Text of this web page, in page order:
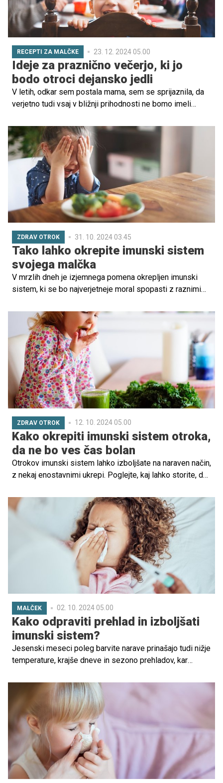
RECEPTI ZA MALČKE 23. 12. 2024 05.00
Ideje za praznično večerjo, ki jo
bodo otroci dejansko jedli
V letih, odkar sem postala mama, sem se sprijaznila, da
verjetno tudi vsaj v bližnji prihodnosti ne bomo imeli
pripraviti jedi, ob katerih lahko ob praznikih uživa cela
družina in ki jih otroci dejansko s slastjo pojedo.
ZDRAV OTROK 31. 10. 2024 03.45
Tako lahko okrepite imunski sistem
svojega malčka
V mrzlih dneh je izjemnega pomena okrepljen imunski
sistem, ki se bo najverjetneje moral spopasti z raznimi
poskrbite za zadostno gibanje in raznoliko prehrano vseh
družinskih članov, še posebej najmlajših.
ZDRAV OTROK 12. 10. 2024 05.00
Kako okrepiti imunski sistem otroka,
da ne bo ves čas bolan
Otrokov imunski sistem lahko izboljšate na naraven način,
z nekaj enostavnimi ukrepi. Poglejte, kaj lahko storite, da
prihranili skrbi.
MALČEK 02. 10. 2024 05.00
Kako odpraviti prehlad in izboljšati
imunski sistem?
Jesenski meseci poleg barvite narave prinašajo tudi nižje
temperature, krajše dneve in sezono prehladov, kar
otrok. V tem obdobju jim bolezni še posebej rade
pomešajo štrene, zato je pomembno, da jim starši
pomagajo ohraniti močan imunski sistem.